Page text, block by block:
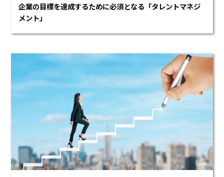
企業の目標を達成するために必須となる「タレントマネジ
メント」